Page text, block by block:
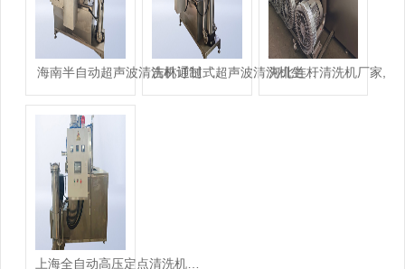
海南半自动超声波清洗机订制 吉林通过式超声波清洗机生产厂家